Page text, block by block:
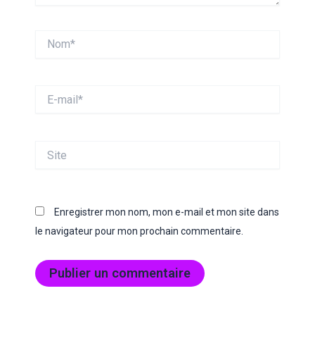
mail*
Enregistrer mon nom, mon e-mail et mon site dans
le navigateur pour mon prochain commentaire.